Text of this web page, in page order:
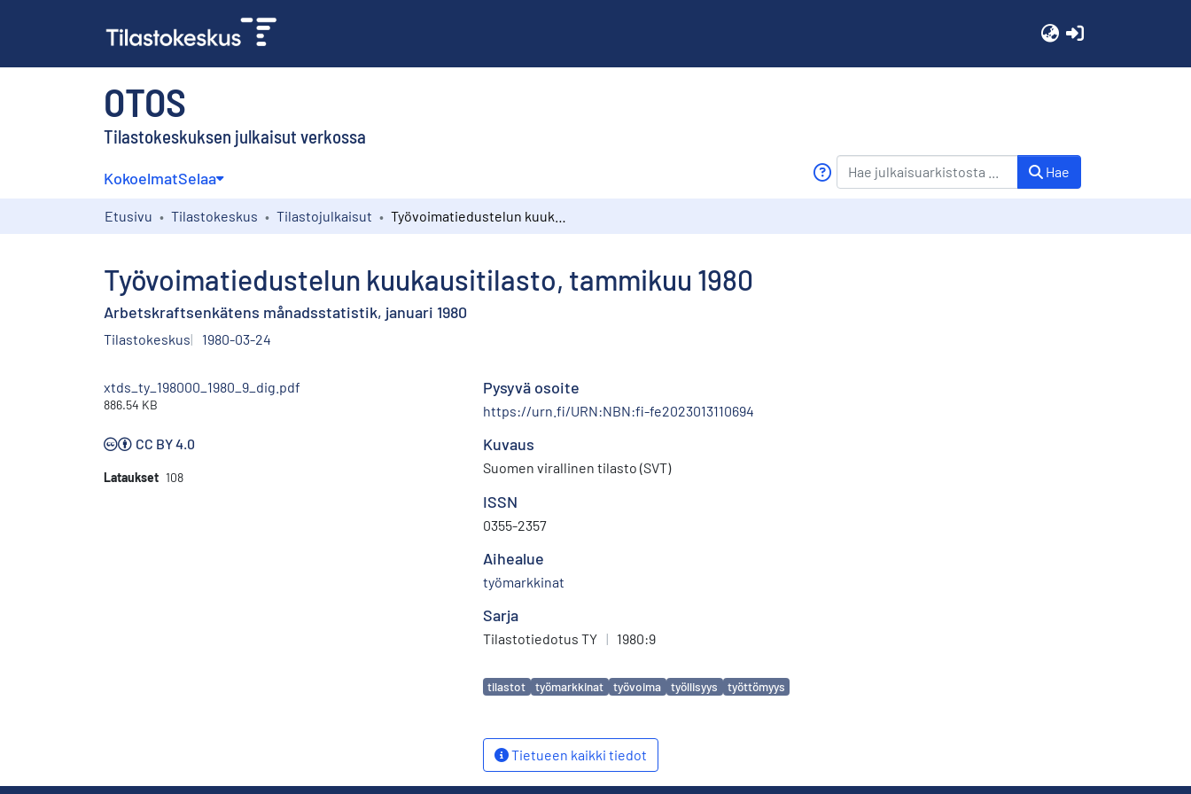
OTOS
Tilastokeskuksen julkaisut verkossa
KokoelmatSelaa Hae
Etusivu Tilastokeskus Tilastojulkaisut
Työvoimatiedustelun kuukausitilasto, tammikuu 1980
Arbetskraftsenkätens månadsstatistik, januari 1980
Tilastokeskus 1980-03-24
xtds_ty_198000_1980_9_dig.pdf
886.54 KB
CC BY 4.0
Lataukset 108
Pysyvä osoite
https://urn.fi/URN:NBN:fi-fe2023013110694
Kuvaus
Suomen virallinen tilasto (SVT)
ISSN
0355-2357
Aihealue
työmarkkinat
Sarja
Tilastotiedotus TY | 1980:9
Avainsanat
tilastot työmarkkinat työvoima työllisyys työttömyys
Tietueen kaikki tiedot